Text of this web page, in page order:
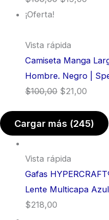
¡Oferta!
Vista rápida
Camiseta Manga
Hombre. Negro |
$100,00 $21,00
Cargar más (245)
Vista rápida
Gafas
Lente Multicapa
$218,00